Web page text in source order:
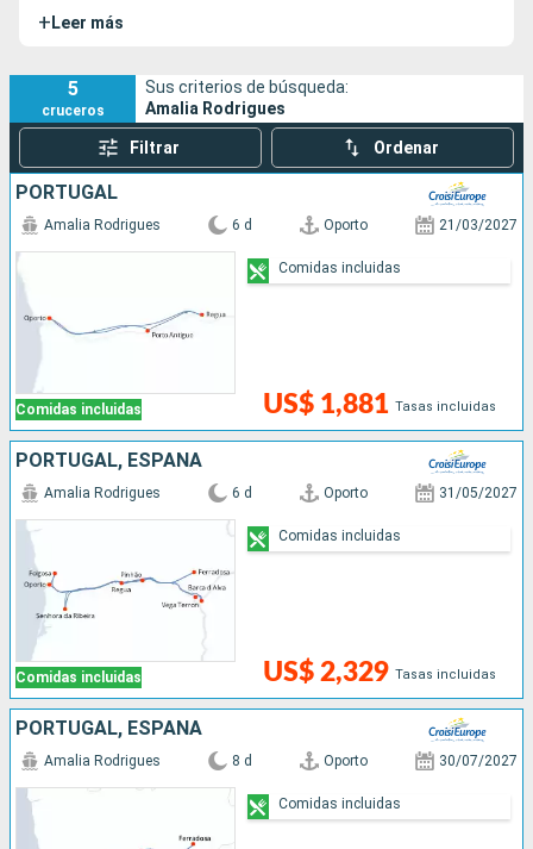
Inaugurado en 2.019, el MS Amalia Rodrigues anima a sus
Duero.
+ Leer más
5
cruceros
Sus criterios de búsqueda:
Amalia Rodrigues
Filtrar Ordenar
PORTUGAL
Comidas incluidas
Amalia Rodrigues 6 d Oporto 21/03/2027
US$ 1,881 Tasas incluidas
Comidas incluidas
PORTUGAL, ESPAÑA
Comidas incluidas
Amalia Rodrigues 6 d Oporto 31/05/2027
US$ 2,329 Tasas incluidas
Comidas incluidas
PORTUGAL, ESPAÑA
Amalia Rodrigues 8 d Oporto 30/07/2027
Comidas incluidas